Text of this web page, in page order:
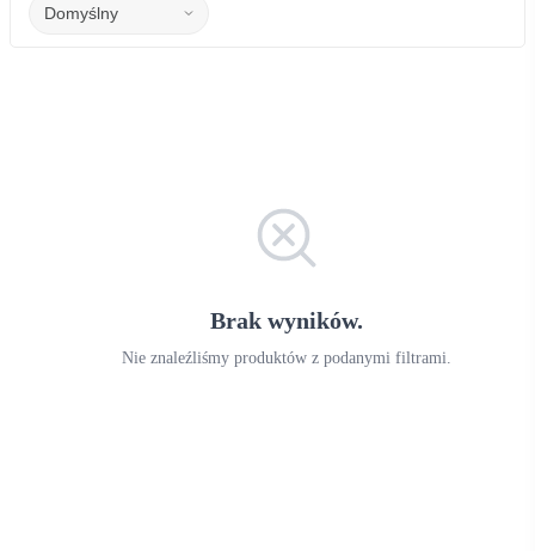
Brak wyników.
Nie znaleźliśmy produktów z podanymi filtrami.